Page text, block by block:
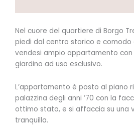
Nel cuore del quartiere di Borgo
piedi dal centro storico e comodo
vendesi ampio appartamento
giardino ad uso esclusivo.
L’appartamento è posto al piano
palazzina degli anni ’70 con la
ottimo stato, e si affaccia su una
tranquilla.